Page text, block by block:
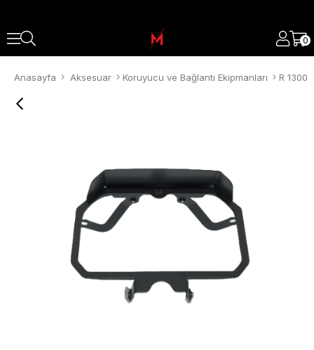
0
Anasayfa Aksesuar Koruyucu ve Bağlantı Ekipmanları R 1300